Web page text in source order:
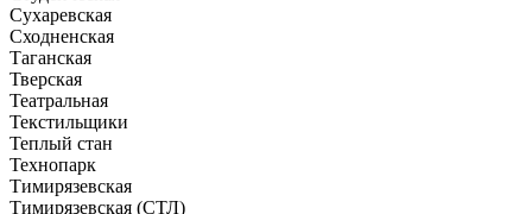
Сухаревская
Сходненская
Таганская
Тверская
Театральная
Текстильщики
Теплый стан
Технопарк
Тимирязевская
Тимирязевская (СТЛ)